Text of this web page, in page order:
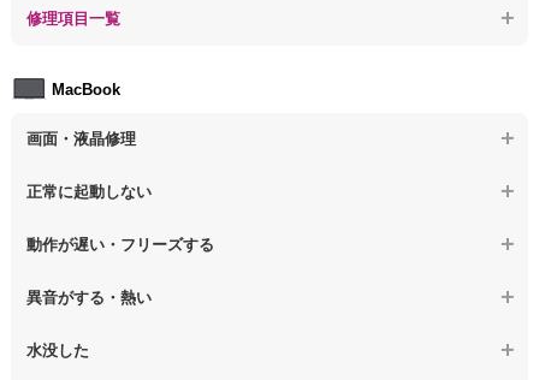
【ノートパソコン】ウィルス感染のその他の問題
【ノートパソコン】事例紹介
修理項目一覧
【ノートパソコン】電源故障
【ノートパソコン】液晶ディスプレイ交換
【ノートパソコン】マザーボード修理
MacBook
画面・液晶修理
【macbook】画面の割れ・破損
かしい、チラつく等)
【macbook】症状が選択肢にない、よく分からない
正常に起動しない
【macbook】電源ボタンを押しても反応が無い
動作が遅い・フリーズする
異音がする・熱い
【macbook】パソコンから異音がする
水没した